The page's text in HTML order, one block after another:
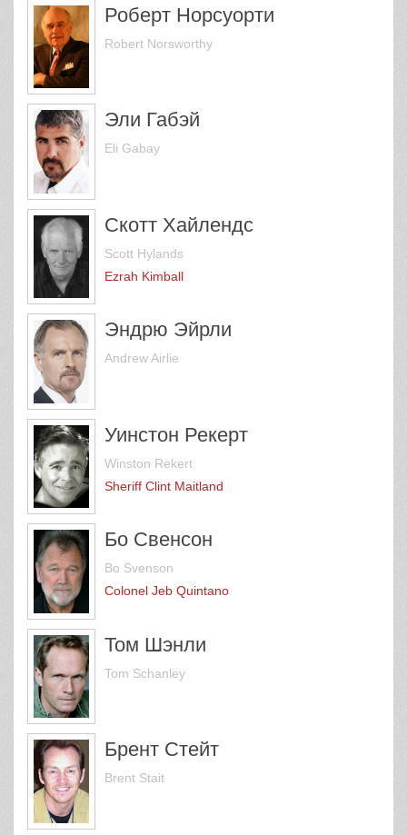
Роберт Норсуорти
Robert Norsworthy
Эли Габэй
Eli Gabay
Скотт Хайлендс
Scott Hylands
Ezrah Kimball
Эндрю Эйрли
Andrew Airlie
Уинстон Рекерт
Winston Rekert
Sheriff Clint Maitland
Бо Свенсон
Bo Svenson
Colonel Jeb Quintano
Том Шэнли
Tom Schanley
Брент Стейт
Brent Stait